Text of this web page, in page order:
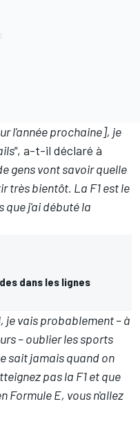
l'année prochaine], je
, a-t-il déclaré à
gens vont savoir quelle
très bientôt. La F1 est le
que j'ai débuté la
dans les lignes
je vais probablement – à
– oublier les sports
sait jamais quand on
pas la F1 et que
Formule E, vous n'allez